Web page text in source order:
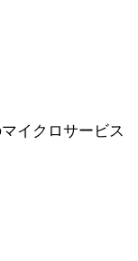
イクロサービス